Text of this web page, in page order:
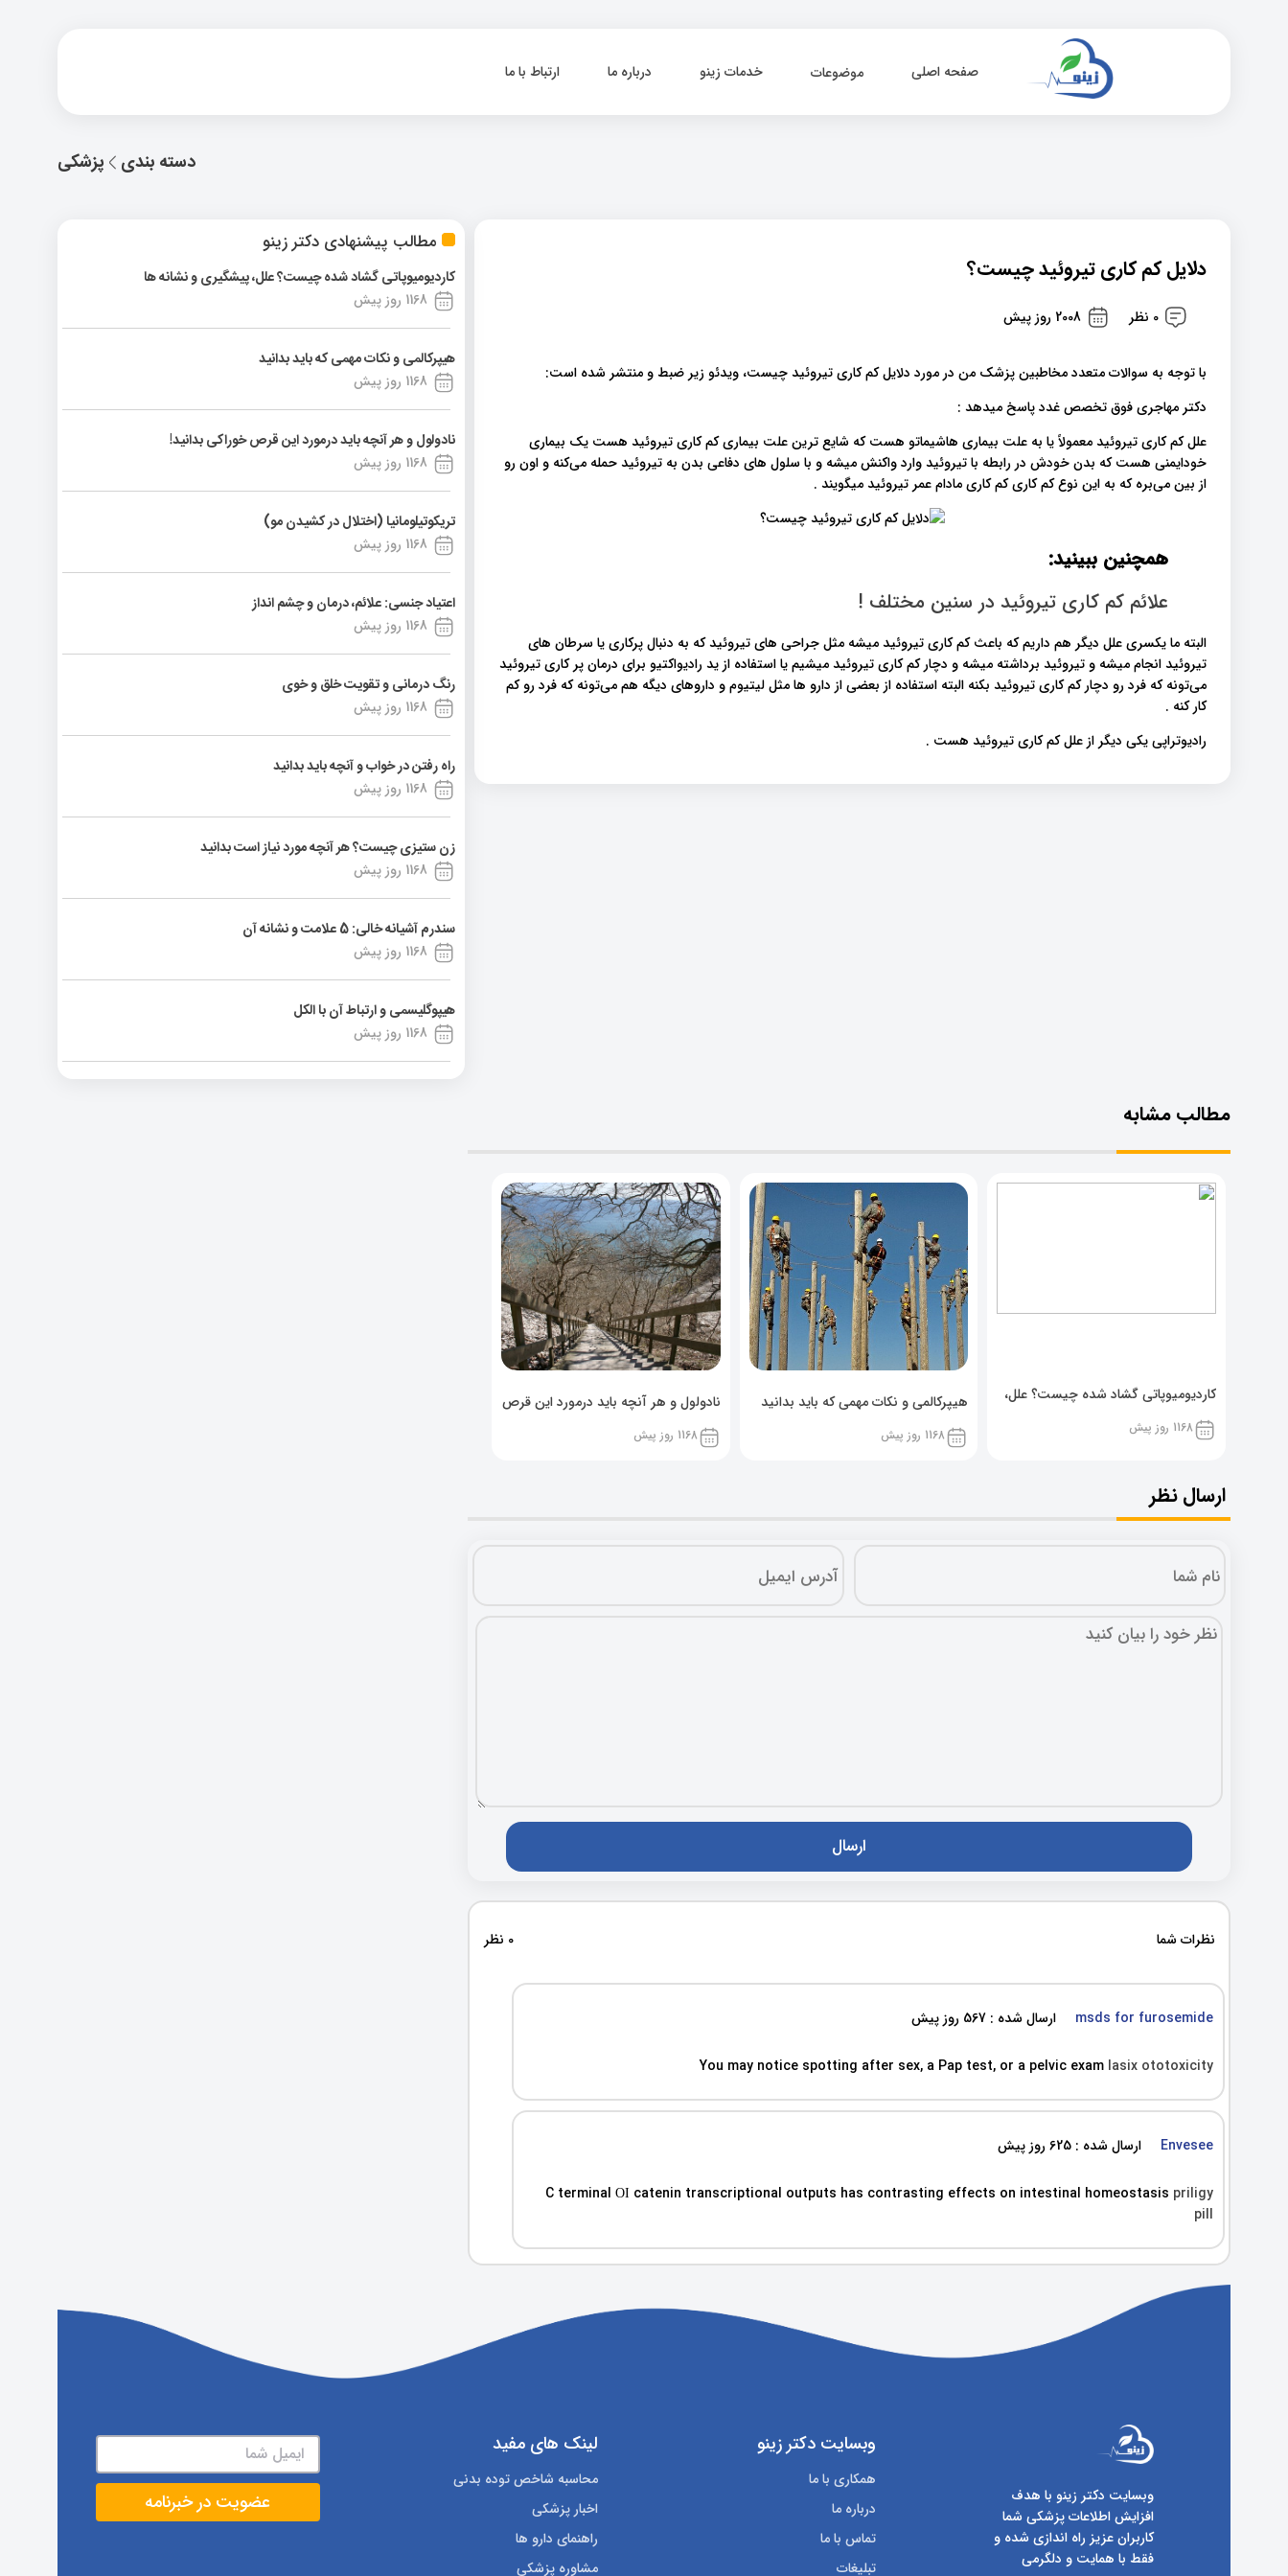
صفحه اصلی موضوعات خدمات زینو درباره ما ارتباط با ما
پزشکی دسته بندی
مطالب پیشنهادی دکتر زینو
کاردیومیوپاتی گشاد شده چیست؟ علل، پیشگیری و نشانه ها
1168 روز پیش
هیپرکالمی و نکات مهمی که باید بدانید
1168 روز پیش
نادولول و هر آنچه باید درمورد این قرص خوراکی بدانید!
1168 روز پیش
تریکوتیلومانیا (اختلال در کشیدن مو)
1168 روز پیش
اعتیاد جنسی: علائم، درمان و چشم انداز
1168 روز پیش
رنگ درمانی و تقویت خلق و خوی
1168 روز پیش
راه رفتن در خواب و آنچه باید بدانید
1168 روز پیش
زن ستیزی چیست؟ هر آنچه مورد نیاز است بدانید
1168 روز پیش
سندرم آشیانه خالی: 5 علامت و نشانه آن
1168 روز پیش
هیپوگلیسمی و ارتباط آن با الکل
1168 روز پیش
دلایل کم کاری تیروئید چیست؟
0 نظر 2008 روز پیش
با توجه به سوالات متعدد مخاطبینپزشک من در مورد دلایل کم کاری تیروئید چیست، ویدئو زیر ضبط و منتشر شده است:
دکتر مهاجری فوق تخصص غدد پاسخ میدهد :
علل کم کاری تیروئید معمولاً یا به علت بیماری هاشیماتو هست که شایع ترین علت بیماری کم کاری تیروئید هست یک بیماری
خودایمنی هست که بدن خودش در رابطه با تیروئید وارد واکنش میشه و با سلول های دفاعی بدن به تیروئید حمله می‌کنه و اون رو
از بین می‌بره که به این نوع کم کاری کم کاری مادام عمر تیروئید میگویند .
همچنین ببینید:
علائم کم کاری تیروئید در سنین مختلف !
البته ما یکسری علل دیگر هم داریم که باعث کم کاری تیروئید میشه مثل جراحی های تیروئید که به دنبال پرکاری یا سرطان های
تیروئید انجام میشه و تیروئید برداشته میشه و دچار کم کاری تیروئید میشیم یا استفاده از ید رادیواکتیو برای درمان پر کاری تیروئید
می‌تونه که فرد رو دچار کم کاری تیروئید بکنه البته استفاده از بعضی از دارو ها مثل لیتیوم و داروهای دیگه هم می‌تونه که فرد رو کم
کار کنه .
رادیوتراپی یکی دیگر از علل کم کاری تیروئید هست .
مطالب مشابه
کاردیومیوپاتی گشاد شده چیست؟ علل،
پیشگیری و نشانه ها
1168 روز پیش
هیپرکالمی و نکات مهمی که باید بدانید
1168 روز پیش
نادولول و هر آنچه باید درمورد این قرص
خوراکی بدانید!
1168 روز پیش
ارسال نظر
نظرات شما 0 نظر
msds for furosemide ارسال شده : 567 روز پیش
You may notice spotting after sex, a Pap test, or a pelvic exam lasix ototoxicity
Envesee ارسال شده : 625 روز پیش
C terminal ОІ catenin transcriptional outputs has contrasting effects on intestinal homeostasis priligy
pill
وبسایت دکتر زینو با هدف
افزایش اطلاعات پزشکی شما
کاربران عزیز راه اندازی شده و
فقط با همایت و دلگرمی
وبسایت دکتر زینو
همکاری با ما
درباره ما
تماس با ما
تبلیغات
لینک های مفید
محاسبه شاخص توده بدنی
اخبار پزشکی
راهنمای دارو ها
مشاوره پزشکی